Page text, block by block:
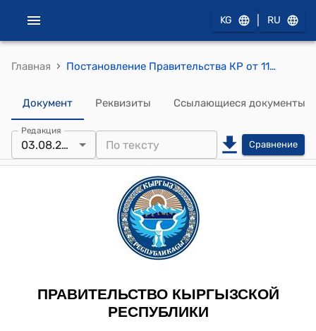
KG RU
Главная › Постановление Правительства КР от 11 января 2011 года № 9 "Об утверждении Государственного классификатора Кыргызской Республики "Виды экономической деятельности"
Документ Реквизиты Ссылающиеся документы
Редакция
03.08.2026 Сравнение